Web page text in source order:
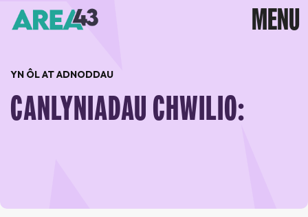
YN ÔL AT ADNODDAU
CANLYNIADAU CHWILIO: